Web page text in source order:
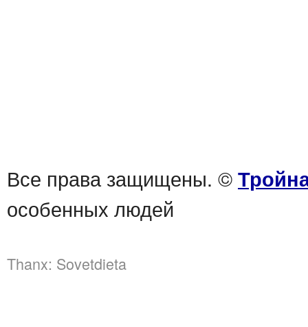
Все права защищены. ©
особенных людей
Thanx: Sovetdieta